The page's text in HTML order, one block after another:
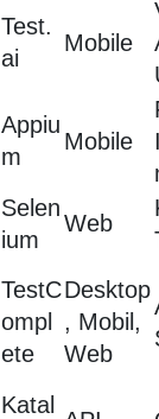
Test.
ai
Mobile
Appiu
m
Mobile
Selen
ium
Web
TestC
ompl
ete
Desktop
, Mobil,
Web
Katal